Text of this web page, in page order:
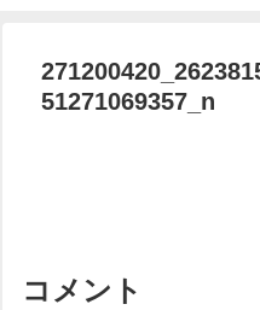
51271069357_n
コメント